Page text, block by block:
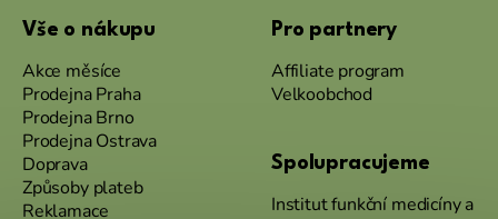
Vše o nákupu
Akce měsíce
Prodejna Praha
Prodejna Brno
Prodejna Ostrava
Doprava
Způsoby plateb
Reklamace
Pro partnery
Affiliate program
Velkoobchod
Spolupracujeme
Institut funkční medicíny a